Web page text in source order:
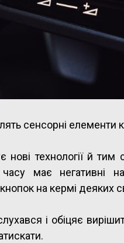
сенсорні елементи
нові технології й
має негативні
на кермі деяких
і обіцяє